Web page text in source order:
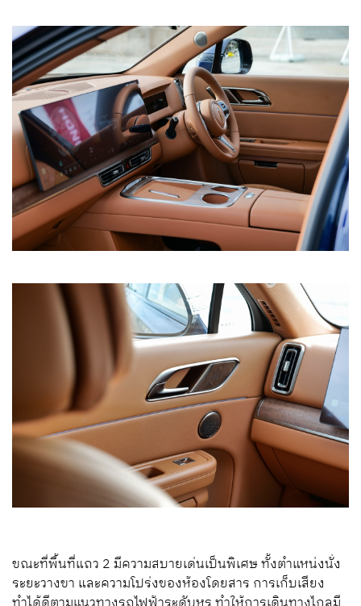
ขณะที่พื้นที่แถว 2 มีความสบายเด่นเป็นพิเศษ ทั้งตำแหน่งนั่ง
ระยะวางขา และความโปร่งของห้องโดยสาร การเก็บเสียง